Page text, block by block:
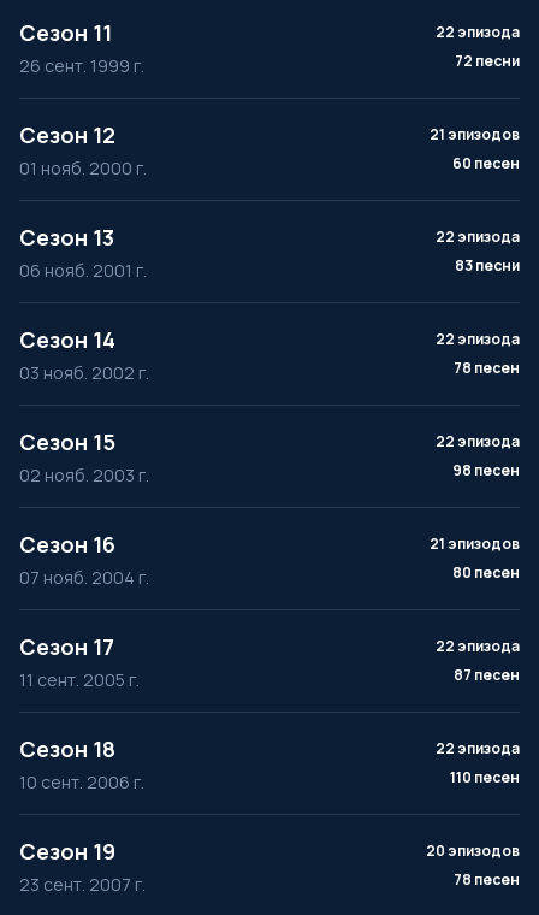
Сезон 11
26 сент. 1999 г.
22 эпизода
72 песни
Сезон 12
01 нояб. 2000 г.
21 эпизодов
60 песен
Сезон 13
06 нояб. 2001 г.
22 эпизода
83 песни
Сезон 14
03 нояб. 2002 г.
22 эпизода
78 песен
Сезон 15
02 нояб. 2003 г.
22 эпизода
98 песен
Сезон 16
07 нояб. 2004 г.
21 эпизодов
80 песен
Сезон 17
11 сент. 2005 г.
22 эпизода
87 песен
Сезон 18
10 сент. 2006 г.
22 эпизода
110 песен
Сезон 19
23 сент. 2007 г.
20 эпизодов
78 песен